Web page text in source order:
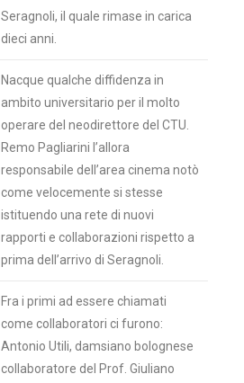
Seragnoli, il quale rimase in carica
dieci anni.
Nacque qualche diffidenza in
ambito universitario per il molto
operare del neodirettore del CTU.
Remo Pagliarini l’allora
responsabile dell’area cinema notò
come velocemente si stesse
istituendo una rete di nuovi
rapporti e collaborazioni rispetto a
prima dell’arrivo di Seragnoli.
Fra i primi ad essere chiamati
come collaboratori ci furono:
Antonio Utili, damsiano bolognese
collaboratore del Prof. Giuliano